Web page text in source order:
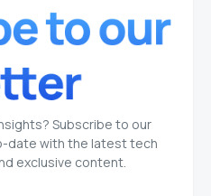
Subscribe to our
date with the latest tech
exclusive content.